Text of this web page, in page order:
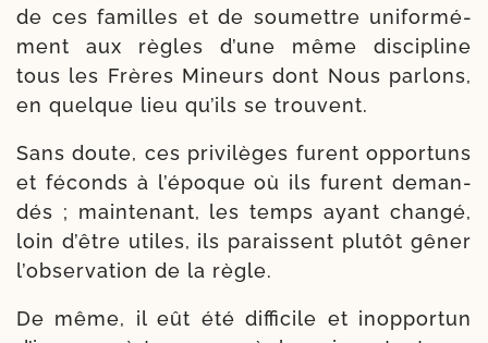
de ces familles et de sou­mettre uni­for­mé­
ment aux règles d’une même dis­ci­pline
tous les Frères Mineurs dont Nous par­lons,
en quelque lieu qu’ils se trouvent.
Sans doute, ces pri­vi­lèges furent oppor­tuns
et féconds à l’é­poque où ils furent deman­
dés ; main­te­nant, les temps ayant chan­gé,
loin d’être utiles, ils paraissent plu­tôt gêner
l’ob­ser­va­tion de la règle.
De même, il eût été dif­fi­cile et inop­por­tun